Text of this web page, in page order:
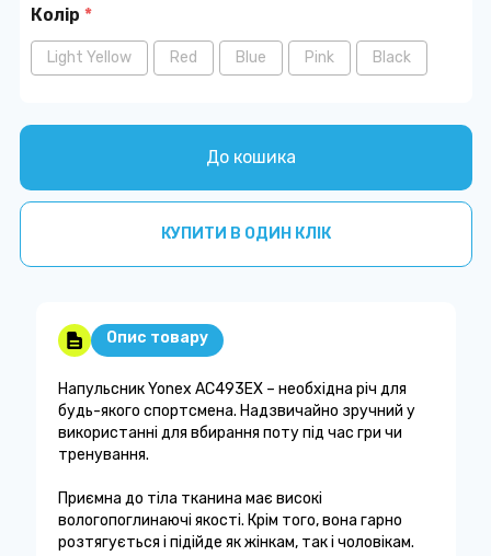
Колір *
Light Yellow Red Blue Pink Black
До кошика
КУПИТИ В ОДИН КЛІК
Опис товару
Напульсник Yonex AC493EX – необхідна річ для
будь-якого спортсмена. Надзвичайно зручний у
використанні для вбирання поту під час гри чи
тренування.
Приємна до тіла тканина має високі
вологопоглинаючі якості. Крім того, вона гарно
розтягується і підійде як жінкам, так і чоловікам.